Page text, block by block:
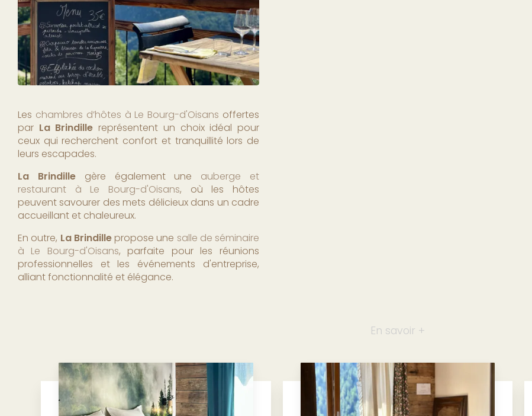
Les chambres d’hôtes à Le Bourg-d'Oisans offertes
par La Brindille représentent un choix idéal pour
ceux qui recherchent confort et tranquillité lors de
leurs escapades.
La Brindillegère également une auberge et
restaurant à Le Bourg-d'Oisans, où les hôtes
peuvent savourer des mets délicieux dans un cadre
accueillant et chaleureux.
En outre, La Brindillepropose une salle de séminaire
à Le Bourg-d'Oisans, parfaite pour les réunions
professionnelles et les événements d'entreprise,
alliant fonctionnalité et élégance.
En savoir +